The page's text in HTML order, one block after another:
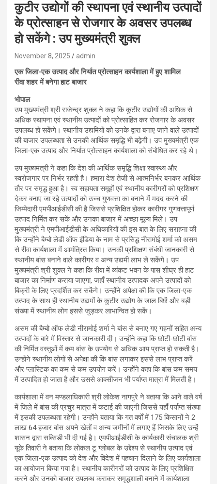
कुटीर उद्योगों की स्थापना एवं स्थानीय उत्पादों
के प्रोत्साहन से रोजगार के अवसर उपलब्ध
हो सकेंगे : उप मुख्यमंत्री शुक्ल
November 8, 2025 admin
एक जिला-एक उत्पाद और निर्यात प्रोत्साहन कार्यशाला में हुए शामिल
रीवा शहर में बनेगा हाट बाजार
भोपाल
उप मुख्यमंत्री श्री राजेन्द्र शुक्ल ने कहा कि कुटीर उद्योगों की अधिक से
अधिक स्थापना एवं स्थानीय उत्पादों को प्रोत्साहित कर रोजगार के अवसर
उपलब्ध हो सकेंगे। स्थानीय उद्यमियों को उनके द्वारा बनाए जाने वाले उत्पादों
की बाजार उपलब्धता से उनकी आर्थिक समृद्धि भी बढ़ेगी। उप मुख्यमंत्री एक
जिला-एक उत्पाद और निर्यात प्रोत्साहन कार्यशाला को संबोधित कर रहे थे।
उप मुख्यमंत्री ने कहा कि देश की आर्थिक समृद्धि शिक्षा स्वास्थ्य और
स्वरोजगार पर निर्भर रहती है। हमारा देश तेजी से आत्मनिर्भर बनकर आर्थिक
तौर पर समृद्ध हुआ है। स्व सहायता समूहों एवं स्थानीय कारीगरों को प्रशिक्षण
देकर बनाए जा रहे उत्पादों को उच्च गुणवत्ता का बनाने में मदद करने की
जिम्मेदारी एमपीआईडीसी की है जिससे प्रशिक्षित होकर कारीगर गुणवत्तापूर्ण
उत्पाद निर्मित कर सकें और उनका बाजार में अच्छा मूल्य मिले। उप
मुख्यमंत्री ने एमपीआईडीसी के अधिकारियों की इस बात के लिए सराहना की
कि उन्होंने बैम्बो लेडी ऑफ इंडिया के नाम से प्रसिद्ध नीरामोई शर्मा को असम
से रीवा कार्यशाला में आमंत्रित किया। उनकी प्रशिक्षण संबंधी जानकारी से
स्थानीय बांस बनाने वाले कारीगर व अन्य उद्यमी लाभ ले सकेंगे। उप
मुख्यमंत्री श्री शुक्ल ने कहा कि रीवा में व्यंकट भवन के पास शीघ्र ही हाट
बाजार का निर्माण कराया जाएगा, जहाँ स्थानीय उत्पादक अपने उत्पादों को
बिक्री के लिए प्रदर्शित कर सकेंगे। उन्होंने अपेक्षा की कि एक जिला-एक
उत्पाद के साथ ही स्थानीय उद्यमों के कुटीर उद्योग के जाल बिछें और बड़ी
संख्या में स्थानीय लोग इससे जुड़कर लाभान्वित हो सकें।
असम की बैम्बो ऑफ लेडी नीरामोई शर्मा ने बांस से बनाए गए गहनों सहित अन्य
उत्पादों के बारे में विस्तार से जानकारी दी। उन्होंने कहा कि छोटी-छोटी बांस
की निर्मित वस्तुओं में कम बांस के उपयोग से अधिक आय प्राप्त हो सकती है।
उन्होंने स्थानीय लोगों से अपेक्षा की कि बांस लगाकर इससे लाभ प्राप्त करें
और प्लास्टिक का कम से कम उपयोग करें। उन्होंने कहा कि बांस कम समय
में उत्पादित हो जाता है और उससे आक्सीजन भी पर्याप्त मात्रा में मिलती है।
कार्यशाला में वन मण्डलाधिकारी श्री लोकेश नागपुरे ने बताया कि आने वाले वर्ष
में जिले में बांस की प्रचुर मात्रा में कटाई की जाएगी जिससे यहाँ पर्याप्त संख्या
में इसकी उपलब्धता रहेगी। उन्होंने बताया कि गत वर्षों में 175 किसानों ने 2
लाख 64 हजार बांस अपने खेतों व अन्य जमीनों में लगाए हैं जिसके लिए उन्हें
शासन द्वारा सब्सिडी भी दी गई है। एमपीआईडीसी के कार्यकारी संचालक श्री
यूके तिवारी ने बताया कि लोकल टू ग्लोबल के उद्देश्य से स्थानीय उत्पाद एवं
एक जिला-एक उत्पाद को देश और विदेश में पहचान दिलाने के लिए कार्यशाला
का आयोजन किया गया है। स्थानीय कारीगरों को उत्पाद के लिए प्रशिक्षित
करने और उनको बाजार उपलब्ध कराकर समृद्धशाली बनाने में कार्यशाला